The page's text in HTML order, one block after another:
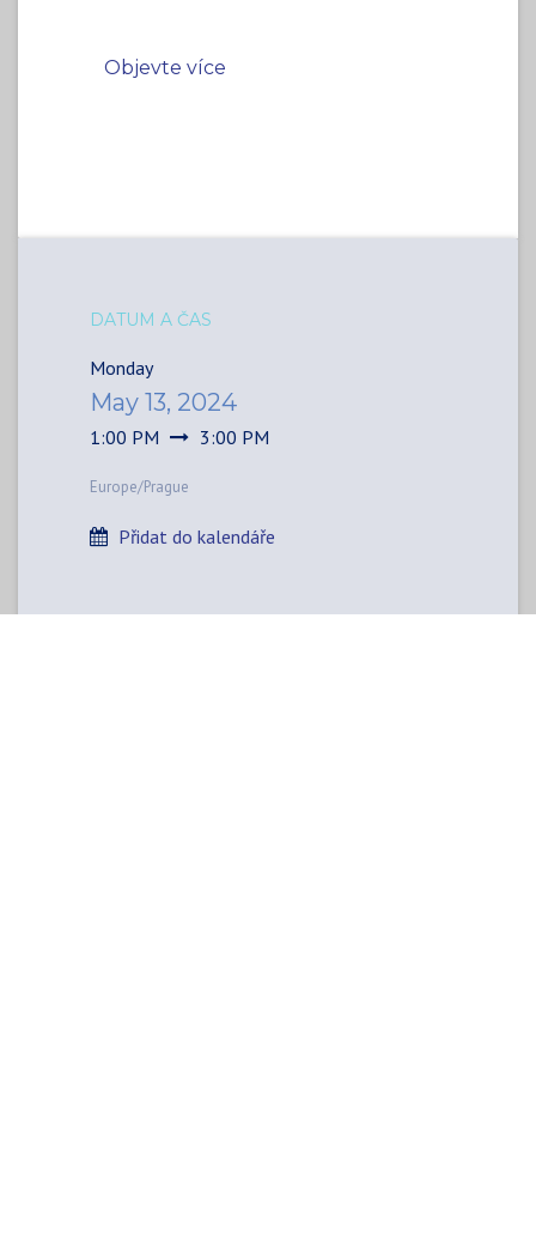
Objevte více
DATUM A ČAS
Monday
May 13, 2024
1:00 PM 3:00 PM
Europe/Prague
Přidat do kalendáře